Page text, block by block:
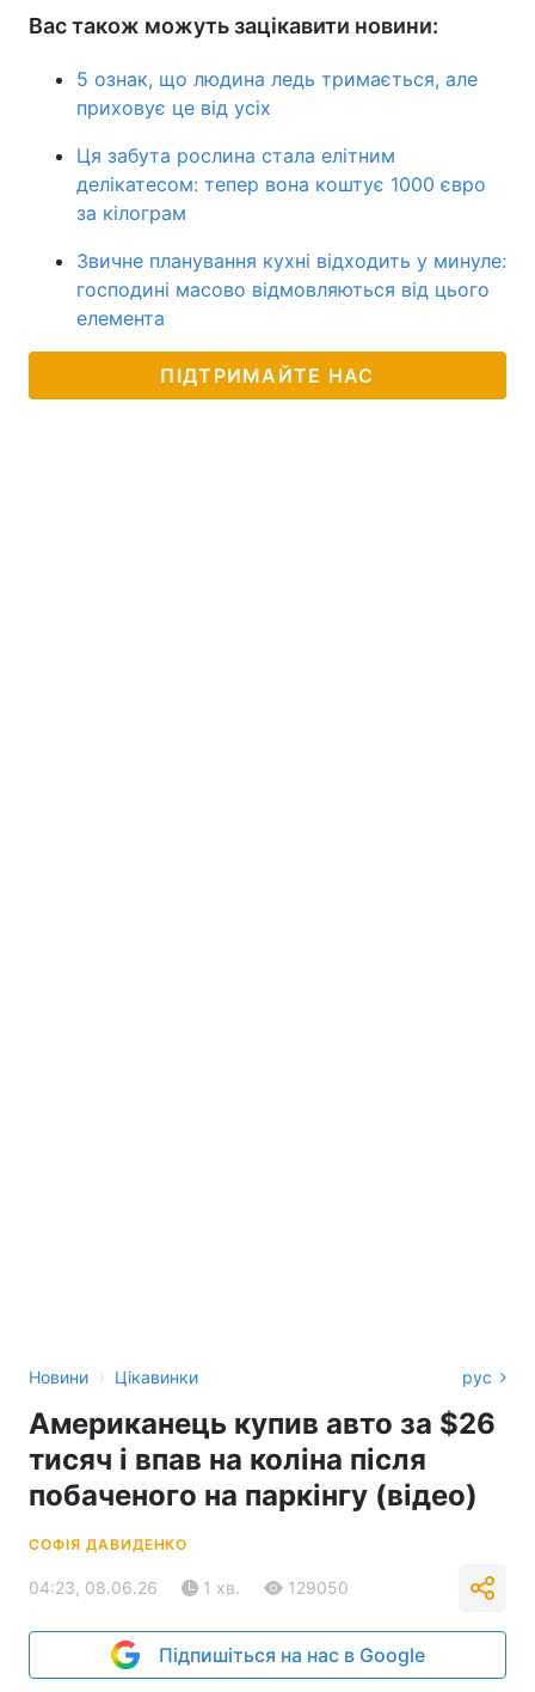
Вас також можуть зацікавити новини:
5 ознак, що людина ледь тримається, але
приховує це від усіх
Ця забута рослина стала елітним
делікатесом: тепер вона коштує 1000 євро
за кілограм
Звичне планування кухні відходить у минуле:
господині масово відмовляються від цього
елемента
ПІДТРИМАЙТЕ НАС
Новини › Цікавинки рус
Американець купив авто за $26
тисяч і впав на коліна після
побаченого на паркінгу (відео)
СОФІЯ ДАВИДЕНКО
04:23, 08.06.26 1 хв. 129050
Підпишіться на нас в Google